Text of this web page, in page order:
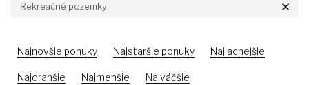
Rekreačné pozemky
Najnovšie ponuky Najstaršie ponuky Najlacnejšie
Najdrahšie Najmenšie Najväčšie